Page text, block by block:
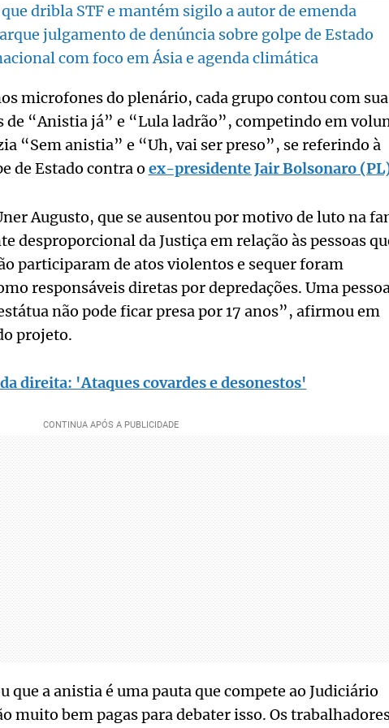
dribla STF e mantém sigilo a autor de emenda
julgamento de denúncia sobre golpe de Estado
com foco em Ásia e agenda climática
microfones do plenário, cada grupo contou com sua
“Anistia já” e “Lula ladrão”, competindo em
“Sem anistia” e “Uh, vai ser preso”, se referindo à
de Estado contra o ex-presidente Jair Bolsonaro
Augusto, que se ausentou por motivo de luto na
desproporcional da Justiça em relação às pessoas
participaram de atos violentos e sequer foram
responsáveis diretas por depredações. Uma
não pode ficar presa por 17 anos”, afirmou em
projeto.
direita: 'Ataques covardes e desonestos'
que a anistia é uma pauta que compete ao Judiciário
muito bem pagas para debater isso. Os